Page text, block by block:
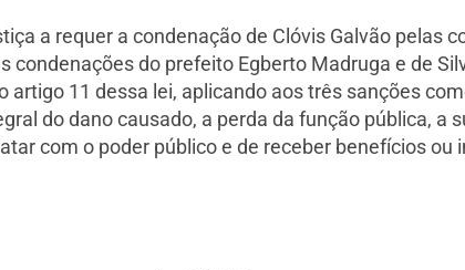
a requer a condenação de Clóvis Galvão pelas
condenações do prefeito Egberto Madruga e de
11 dessa lei, aplicando aos três sanções
do dano causado, a perda da função pública, a
com o poder público e de receber benefícios